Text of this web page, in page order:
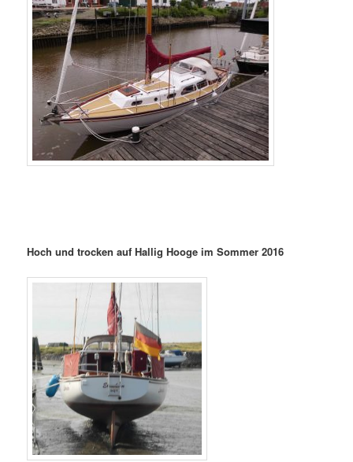
Hoch und trocken auf Hallig Hooge im Sommer 2016